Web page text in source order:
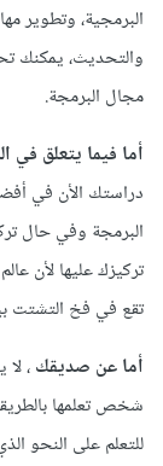
البرمجية، وتطوير
والتحديث، يمكنك
مجال البرمجة.
أما فيما يتعلق في
دراستك الأن في
البرمجة وفي حال
تركيزك عليها لأن
تقع في فخ التشتت
أما عن صديقك، لا
شخص تعلمها
للتعلم على النحو